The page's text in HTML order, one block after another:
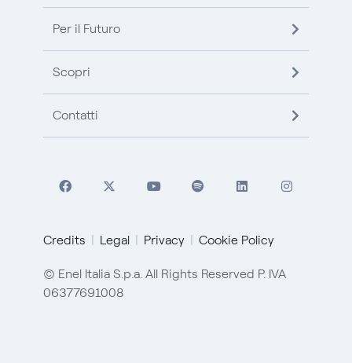
Per il Futuro
Scopri
Contatti
Credits Legal Privacy Cookie Policy
© Enel Italia S.p.a. All Rights Reserved P. IVA
06377691008